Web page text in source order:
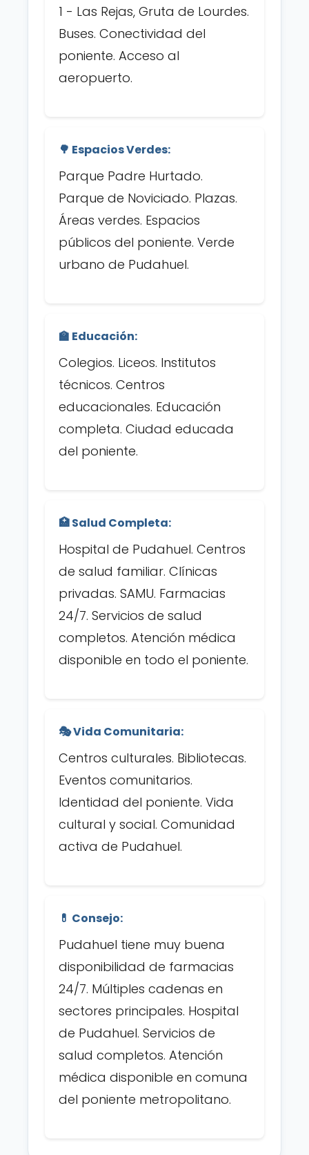
1 - Las Rejas, Gruta de Lourdes.
Buses. Conectividad del
poniente. Acceso al
aeropuerto.
🌳 Espacios Verdes:
Parque Padre Hurtado.
Parque de Noviciado. Plazas.
Áreas verdes. Espacios
públicos del poniente. Verde
urbano de Pudahuel.
🏫 Educación:
Colegios. Liceos. Institutos
técnicos. Centros
educacionales. Educación
completa. Ciudad educada
del poniente.
🏥 Salud Completa:
Hospital de Pudahuel. Centros
de salud familiar. Clínicas
privadas. SAMU. Farmacias
24/7. Servicios de salud
completos. Atención médica
disponible en todo el poniente.
🎭 Vida Comunitaria:
Centros culturales. Bibliotecas.
Eventos comunitarios.
Identidad del poniente. Vida
cultural y social. Comunidad
activa de Pudahuel.
💊 Consejo:
Pudahuel tiene muy buena
disponibilidad de farmacias
24/7. Múltiples cadenas en
sectores principales. Hospital
de Pudahuel. Servicios de
salud completos. Atención
médica disponible en comuna
del poniente metropolitano.